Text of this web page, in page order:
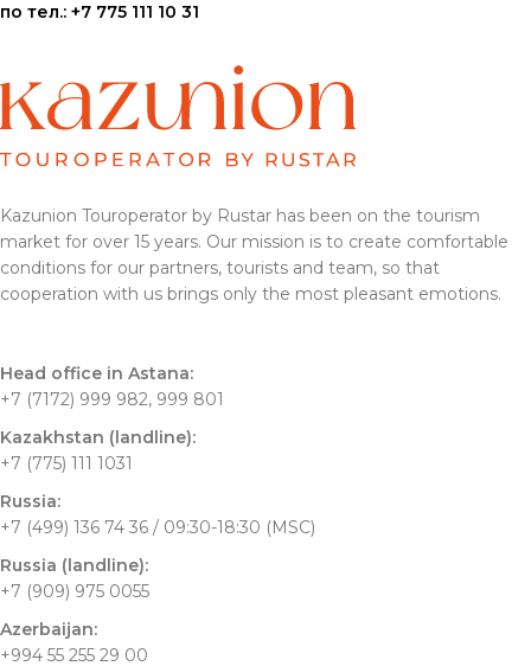
по тел.: +7 775 111 10 31
Kazunion Touroperator by Rustar has been on the tourism
market for over 15 years. Our mission is to create comfortable
conditions for our partners, tourists and team, so that
cooperation with us brings only the most pleasant emotions.
Head office in Astana:
+7 (7172) 999 982, 999 801
Kazakhstan (landline):
+7 (775) 111 1031
Russia:
+7 (499) 136 74 36 / 09:30-18:30 (MSC)
Russia (landline):
+7 (909) 975 0055
Azerbaijan:
+994 55 255 29 00